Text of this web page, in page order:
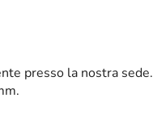
presso la nostra sede.